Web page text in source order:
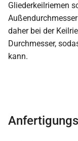
Gliederkeilriemen
daher bei der
Durchmesser,
kann.